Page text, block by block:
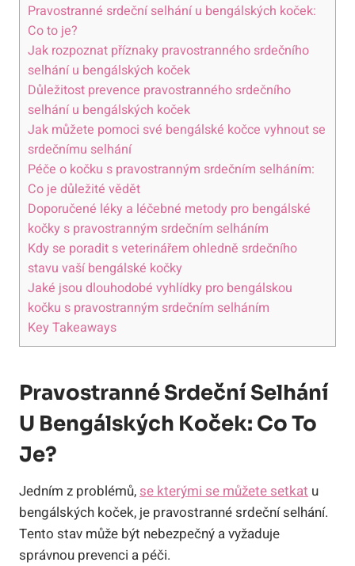
Pravostranné srdeční selhání u bengálských koček:
Co to je?
Jak rozpoznat příznaky pravostranného srdečního
selhání u bengálských koček
Důležitost prevence pravostranného srdečního
selhání u bengálských koček
Jak můžete pomoci své bengálské kočce vyhnout se
srdečnímu selhání
Péče o kočku s pravostranným srdečním selháním:
Co je důležité vědět
Doporučené léky a léčebné metody pro bengálské
kočky s pravostranným srdečním selháním
Kdy se poradit s veterinářem ohledně srdečního
stavu vaší bengálské kočky
Jaké jsou dlouhodobé vyhlídky pro bengálskou
kočku s pravostranným srdečním selháním
Key Takeaways
Pravostranné Srdeční Selhání
U Bengálských Koček: Co To
Je?
Jedním z problémů, se kterými se můžete setkat u
bengálských koček, je pravostranné srdeční selhání.
Tento stav může být nebezpečný a vyžaduje
správnou prevenci a péči.